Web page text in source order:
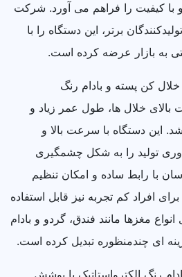
و با کیفیت را فراهم می آورد. شرکت
برتر، این دستگاه را با
به بازار عرضه کرده است.
خلال کن پسته و بادام رنگ
بالای خلال ها، طول عمر زیاد و
این دستگاه با سرعت بالا و
تولید را به شکل چشمگیری
با رابط ساده و امکان تنظیم
افراد کم تجربه نیز قابل استفاده
مغزها مانند فندق، گردو و بادام
ای چندمنظوره تبدیل کرده است.